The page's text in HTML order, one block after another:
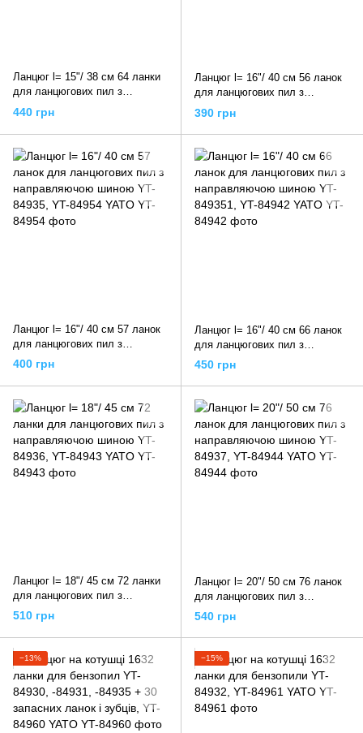
Ланцюг l= 15"/ 38 см 64 ланки
для ланцюгових пил з
направляючою шиною YT-
84933, YT-84945 YATO
440 грн
Ланцюг l= 16"/ 40 см 56 ланок
для ланцюгових пил з
направляючою шиною YT-
84935, YT-84953 YATO
390 грн
Ланцюг l= 16"/ 40 см 57 ланок
для ланцюгових пил з
направляючою шиною YT-
84935, YT-84954 YATO
400 грн
Ланцюг l= 16"/ 40 см 66 ланок
для ланцюгових пил з
направляючою шиною YT-
849351, YT-84942 YATO
450 грн
Ланцюг l= 18"/ 45 см 72 ланки
для ланцюгових пил з
направляючою шиною YT-
84936, YT-84943 YATO
510 грн
Ланцюг l= 20"/ 50 см 76 ланок
для ланцюгових пил з
направляючою шиною YT-
84937, YT-84944 YATO
540 грн
−13% −15%